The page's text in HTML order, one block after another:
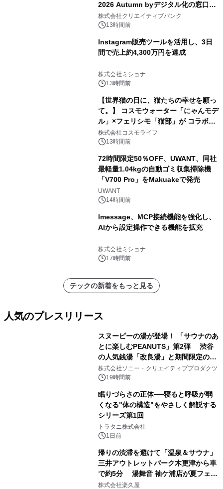
2026 Autumn byデジタル化の窓口」
開催
株式会社クリエイティブバンク
13時間前
Instagram販売ツールを活用し、3日
間で売上約4,300万円を達成
株式会社ミショナ
13時間前
【世界猫の日に、猫たちの幸せを願っ
て。】 コスモウォーター「にゃんモデ
ル」×フェリシモ「猫部」が コラボキ
ャンペーンを実施
株式会社コスモライフ
13時間前
72時間限定50％OFF、UWANT、同社
最軽量1.04kgの自動ゴミ収集掃除機
「V700 Pro」をMakuakeで発売
UWANT
14時間前
lmessage、MCP接続機能を強化し、
AIから設定操作できる機能を拡充
株式会社ミショナ
17時間前
テックの新着をもっと見る
人気のプレスリリース
スヌーピーの湯が登場！ 「サウナのあ
とに楽しむPEANUTS」第2弾 渋谷
の人気銭湯「改良湯」と期間限定のコ
ラボレーション サウナイキタイコラ
ボグッズも発売決定！
株式会社ソニー・クリエイティブプロダクツ
19時間前
眠りづらさの正体──寝ると呼吸が弱
くなる"体の構造"をやさしく解説する
シリーズ第1回
トラタニ株式会社
1日前
帰りの渋滞を避けて「温泉＆サウナ」
三井アウトレットパーク木更津から車
で約5分 湯舞音 袖ケ浦店が夏フェア
メニューを提供
株式会社楽久屋